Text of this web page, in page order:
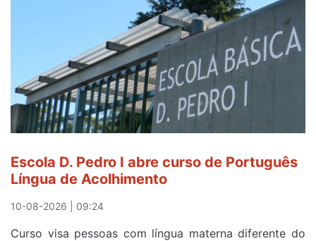
Escola D. Pedro I abre curso de Português
Língua de Acolhimento
10-08-2026 | 09:24
Curso visa pessoas com língua materna diferente do